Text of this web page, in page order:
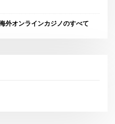
外オンラインカジノのすべて